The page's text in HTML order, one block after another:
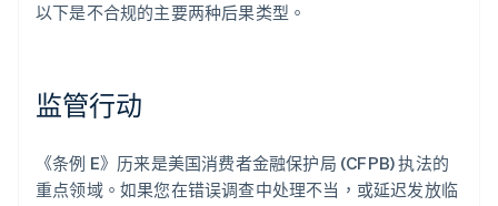
以下是不合规的主要两种后果类型。
监管行动
《条例 E》历来是美国消费者金融保护局 (CFPB) 执法的
重点领域。如果您在错误调查中处理不当，或延迟发放临